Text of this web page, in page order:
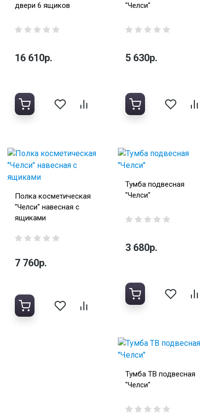
двери 6 ящиков
16 610р.
"Челси"
5 630р.
Полка косметическая
"Челси" навесная с
ящиками
7 760р.
Тумба подвесная
"Челси"
3 680р.
Тумба ТВ подвесная
"Челси"